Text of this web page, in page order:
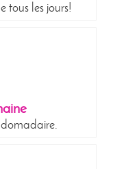
tous les jours!